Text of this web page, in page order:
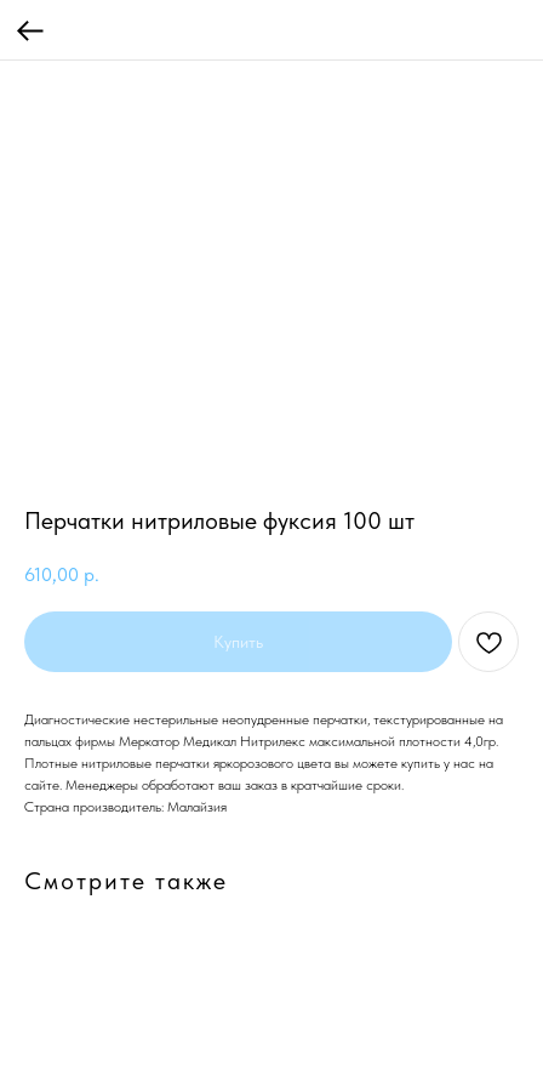
Перчатки нитриловые фуксия 100 шт
610,00 р.
Купить
Диагностические нестерильные неопудренные перчатки, текстурированные на
пальцах фирмы Меркатор Медикал Нитрилекс максимальной плотности 4,0гр.
Плотные нитриловые перчатки яркорозового цвета вы можете купить у нас на
сайте. Менеджеры обработают ваш заказ в кратчайшие сроки.
Страна производитель: Малайзия
Смотрите также